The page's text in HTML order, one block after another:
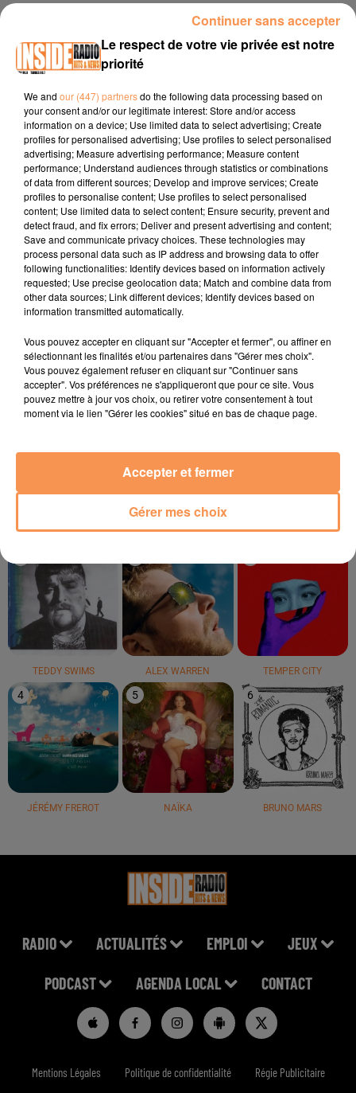
médiathèque Louis Aragon www.tarbes.fr
00:25 BIARRITZ / Braderie de la glisse du 22 au 24 mai
www.destination-biarritz.fr
00:43 JURANCON /www.ville-jurancon.fr
TITRES DIFFUSÉS
MANU CHAO
TEDDY SWIMS ALEX WARREN TEMPER CITY
4
JÉRÉMY FREROT
5
NAÏKA
6
BRUNO MARS
RADIO ACTUALITÉS EMPLOI JEUX
PODCAST AGENDA LOCAL CONTACT
Mentions Légales Politique de confidentialité Régie Publicitaire
Le respect de votre vie privée est notre
priorité
We and our (447) partnersdo the following data processing based on
your consent and/or our legitimate interest: Store and/or access
information on a device; Use limited data to select advertising; Create
profiles for personalised advertising; Use profiles to select personalised
advertising; Measure advertising performance; Measure content
performance; Understand audiences through statistics or combinations
of data from different sources; Develop and improve services; Create
profiles to personalise content; Use profiles to select personalised
content; Use limited data to select content; Ensure security, prevent and
detect fraud, and fix errors; Deliver and present advertising and content;
Save and communicate privacy choices. These technologies may
process personal data such as IP address and browsing data to offer
following functionalities: Identify devices based on information actively
requested; Use precise geolocation data; Match and combine data from
other data sources; Link different devices; Identify devices based on
information transmitted automatically.
Vous pouvez accepter en cliquant sur "Accepter et fermer", ou affiner en
sélectionnant les finalités et/ou partenaires dans "Gérer mes choix".
Vous pouvez également refuser en cliquant sur "Continuer sans
accepter". Vos préférences ne s'appliqueront que pour ce site. Vous
pouvez mettre à jour vos choix, ou retirer votre consentement à tout
moment via le lien "Gérer les cookies" situé en bas de chaque page.
Gérer mes choix
Accepter et fermer
Continuer sans accepter